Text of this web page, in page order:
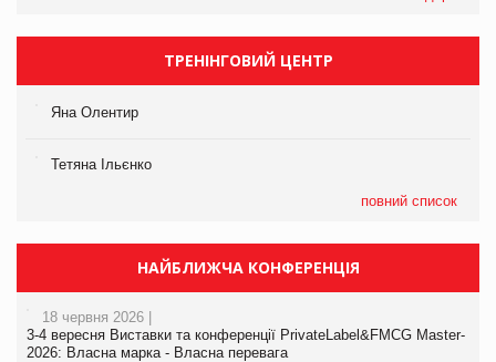
ТРЕНІНГОВИЙ ЦЕНТР
Яна Олентир
Тетяна Ільєнко
повний список
НАЙБЛИЖЧА КОНФЕРЕНЦІЯ
18 червня 2026 |
3-4 вересня Виставки та конференції PrivateLabel&FMCG Master-
2026: Власна марка - Власна перевага